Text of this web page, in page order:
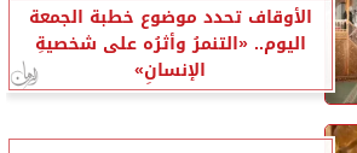
الأوقاف تحدد موضوع خطبة الجمعة
اليوم.. «التنمرُ وأثرُه على شخصيةِ
الإنسانِ»